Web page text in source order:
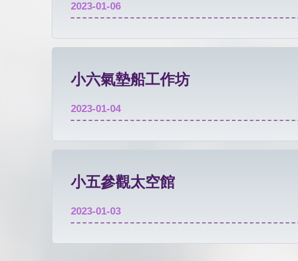
2023-01-06
小六氣墊船工作坊
2023-01-04
小五參觀太空館
2023-01-03